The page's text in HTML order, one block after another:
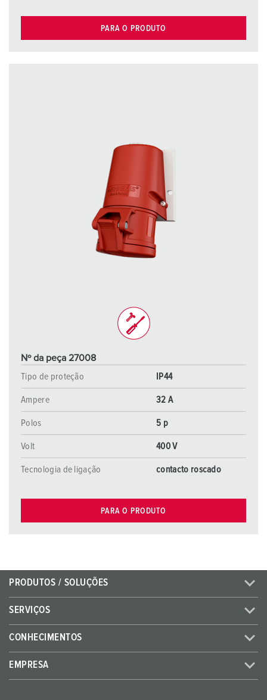
PARA O PRODUTO
Nº da peça 27008
Tipo de proteção
IP44
Ampere 32 A
Polos 5 p
Volt 400 V
Tecnologia de ligação contacto roscado
PARA O PRODUTO
PRODUTOS / SOLUÇÕES
SERVIÇOS
CONHECIMENTOS
EMPRESA